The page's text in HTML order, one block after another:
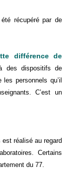
récupéré par de
différence de
des dispositifs de
personnels qu’il
C’est un
réalisé au regard
Certains
du 77.